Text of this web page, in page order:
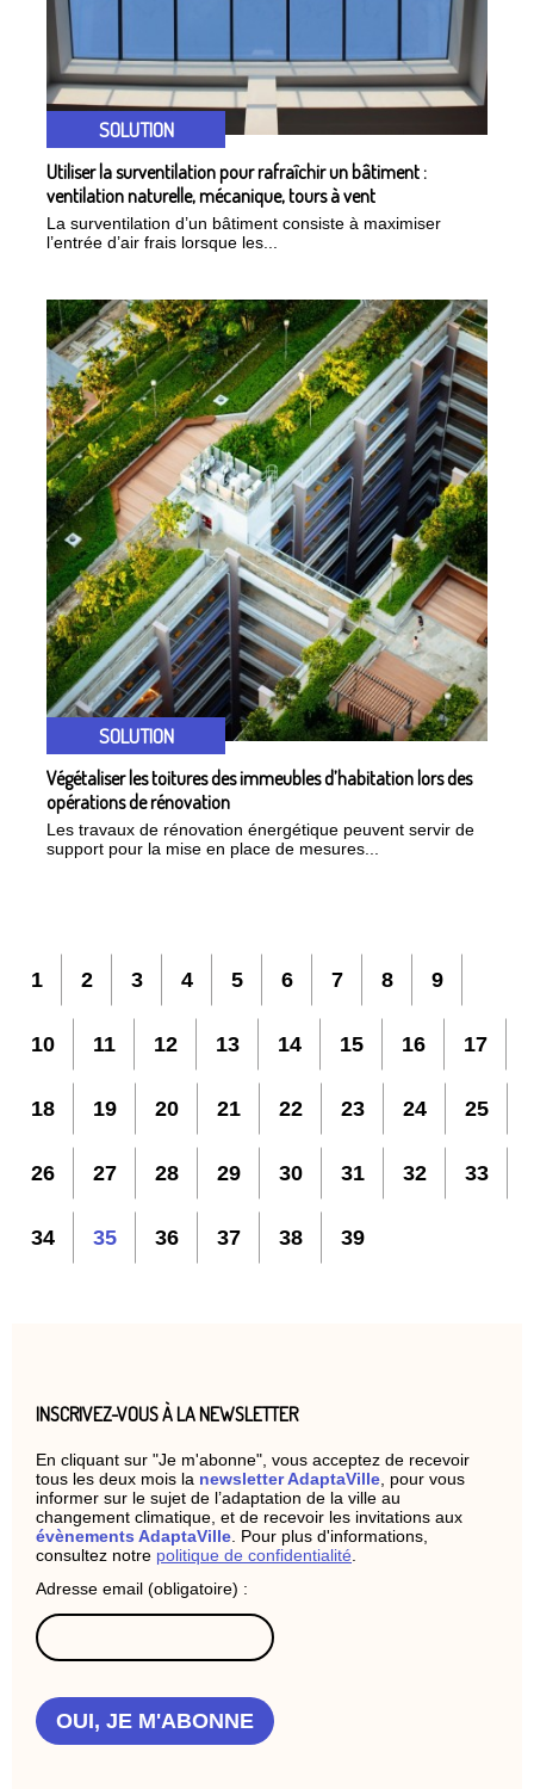
SOLUTION
Utiliser la surventilation pour rafraîchir un bâtiment :
ventilation naturelle, mécanique, tours à vent
La surventilation d’un bâtiment consiste à maximiser
l’entrée d’air frais lorsque les...
SOLUTION
Végétaliser les toitures des immeubles d’habitation lors des
opérations de rénovation
Les travaux de rénovation énergétique peuvent servir de
support pour la mise en place de mesures...
1 2 3 4 5 6 7 8 9
10 11 12 13 14 15 16 17
18 19 20 21 22 23 24 25
26 27 28 29 30 31 32 33
34 35 36 37 38 39
INSCRIVEZ-VOUS À LA NEWSLETTER
En cliquant sur "Je m'abonne", vous acceptez de recevoir
tous les deux mois la newsletter AdaptaVille, pour vous
informer sur le sujet de l’adaptation de la ville au
changement climatique, et de recevoir les invitations aux
évènements AdaptaVille. Pour plus d'informations,
consultez notre politique de confidentialité.
Adresse email (obligatoire) :
OUI, JE M'ABONNE